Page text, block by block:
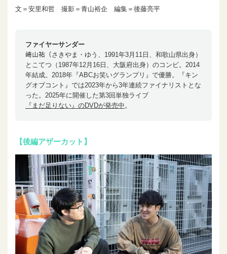
文＝安里和哲 撮影＝青山裕企 編集＝後藤亮平
ファイヤーサンダー
﨑山祐（さきやま・ゆう、1991年3月11日、和歌山県出身）
とこてつ（1987年12月16日、大阪府出身）のコンビ。2014
年結成。2018年『ABCお笑いグランプリ』で優勝。『キン
グオブコント』では2023年から3年連続ファイナリストとな
った。2025年に開催した第3回単独ライブ
『まだ足りない』のDVDが発売中 。
【後編アザーカット】